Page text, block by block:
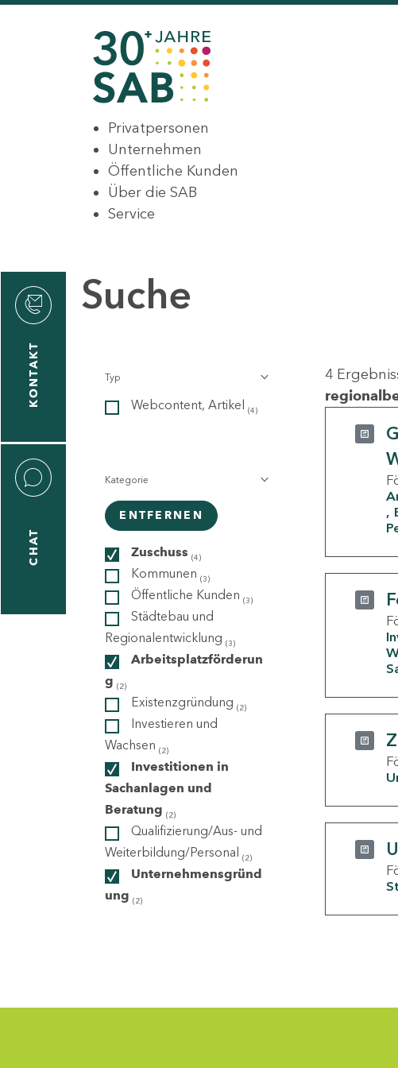
Privatpersonen
Unternehmen
Öffentliche Kunden
Über die SAB
Service
KONTAKT
CHAT
Suche
Typ
Webcontent, Artikel (4)
Kategorie
ENTFERNEN
Zuschuss (4)
Kommunen (3)
Öffentliche Kunden (3)
Städtebau und
Regionalentwicklung (3)
Arbeitsplatzförderun
g (2)
Existenzgründung (2)
Investieren und
Wachsen (2)
Investitionen in
Sachanlagen und
Beratung (2)
Qualifizierung/Aus- und
Weiterbildung/Personal (2)
Unternehmensgründ
ung (2)
4